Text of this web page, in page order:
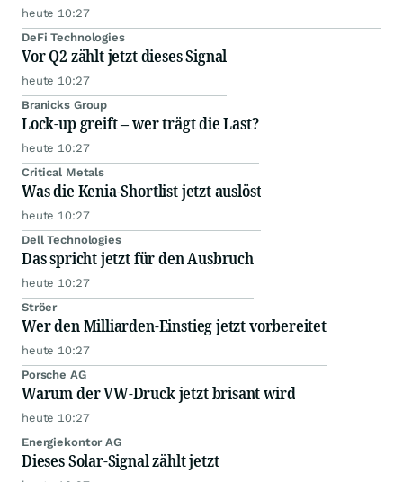
heute 10:27
DeFi Technologies
Vor Q2 zählt jetzt dieses Signal
heute 10:27
Branicks Group
Lock-up greift – wer trägt die Last?
heute 10:27
Critical Metals
Was die Kenia-Shortlist jetzt auslöst
heute 10:27
Dell Technologies
Das spricht jetzt für den Ausbruch
heute 10:27
Ströer
Wer den Milliarden-Einstieg jetzt vorbereitet
heute 10:27
Porsche AG
Warum der VW-Druck jetzt brisant wird
heute 10:27
Energiekontor AG
Dieses Solar-Signal zählt jetzt